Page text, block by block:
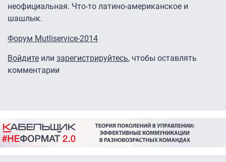
неофициальная. Что-то латино-американское и
шашлык.
Форум Mutliservice-2014
Войдите или зарегистрируйтесь, чтобы оставлять
комментарии